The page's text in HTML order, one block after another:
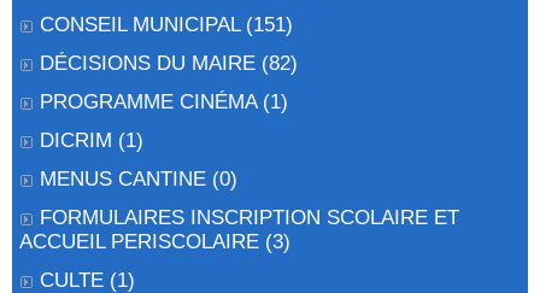
CONSEIL MUNICIPAL (151)
DÉCISIONS DU MAIRE (82)
PROGRAMME CINÉMA (1)
DICRIM (1)
MENUS CANTINE (0)
FORMULAIRES INSCRIPTION SCOLAIRE ET
ACCUEIL PERISCOLAIRE (3)
CULTE (1)